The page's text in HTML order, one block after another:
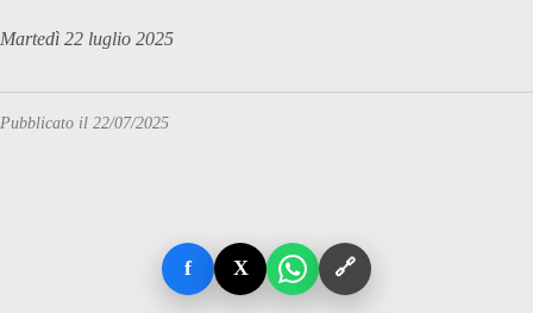
Martedì 22 luglio 2025
Pubblicato il 22/07/2025
f X 🔗